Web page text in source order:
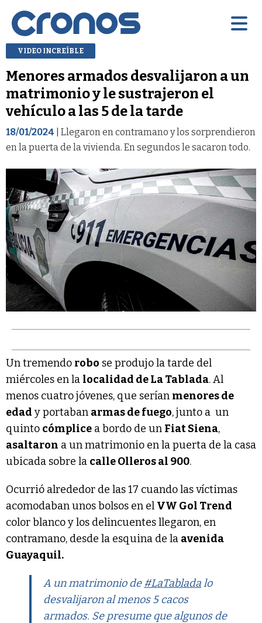
VIDEO INCREÍBLE
Menores armados desvalijaron a un
matrimonio y le sustrajeron el
vehículo a las 5 de la tarde
18/01/2024 | Llegaron en contramano y los sorprendieron
en la puerta de la vivienda. En segundos le sacaron todo.
Un tremendo robo se produjo la tarde del
miércoles en la localidad de La Tablada. Al
menos cuatro jóvenes, que serían menores de
edad y portaban armas de fuego, junto a un
quinto cómplice a bordo de un Fiat Siena,
asaltaron a un matrimonio en la puerta de la casa
ubicada sobre la calle Olleros al 900.
Ocurrió alrededor de las 17 cuando las víctimas
acomodaban unos bolsos en el VW Gol Trend
color blanco y los delincuentes llegaron, en
contramano, desde la esquina de la avenida
Guayaquil.
A un matrimonio de #LaTabladalo
desvalijaron al menos 5 cacos
armados. Se presume que algunos de